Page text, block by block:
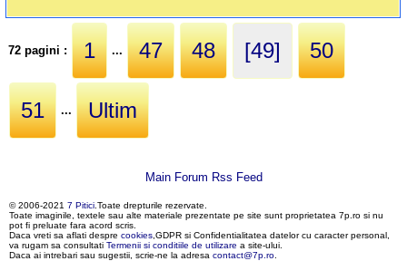
72 pagini : 1 ... 47 48 [49] 50
51 ... Ultim
Main Forum Rss Feed
© 2006-2021 7 Pitici.Toate drepturile rezervate.
Toate imaginile, textele sau alte materiale prezentate pe site sunt proprietatea 7p.ro si nu
pot fi preluate fara acord scris.
Daca vreti sa aflati despre cookies,GDPR si Confidentialitatea datelor cu caracter personal,
va rugam sa consultati Termenii si conditiile de utilizare a site-ului.
Daca ai intrebari sau sugestii, scrie-ne la adresa contact@7p.ro.